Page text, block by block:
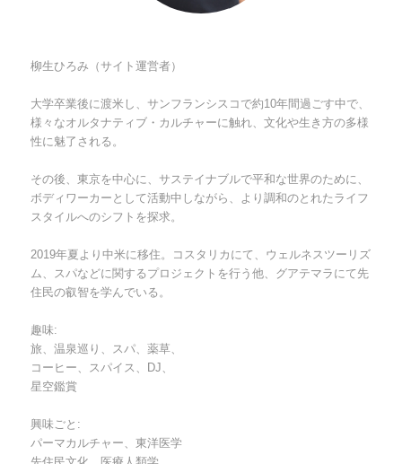
柳生ひろみ（サイト運営者）
大学卒業後に渡米し、サンフランシスコで約10年間過ごす中で、
様々なオルタナティブ・カルチャーに触れ、文化や生き方の多様
性に魅了される。
その後、東京を中心に、サステイナブルで平和な世界のために、
ボディワーカーとして活動中しながら、より調和のとれたライフ
スタイルへのシフトを探求。
2019年夏より中米に移住。コスタリカにて、ウェルネスツーリズ
ム、スパなどに関するプロジェクトを行う他、グアテマラにて先
住民の叡智を学んでいる。
趣味:
旅、温泉巡り、スパ、薬草、
コーヒー、スパイス、DJ、
星空鑑賞
興味ごと:
パーマカルチャー、東洋医学